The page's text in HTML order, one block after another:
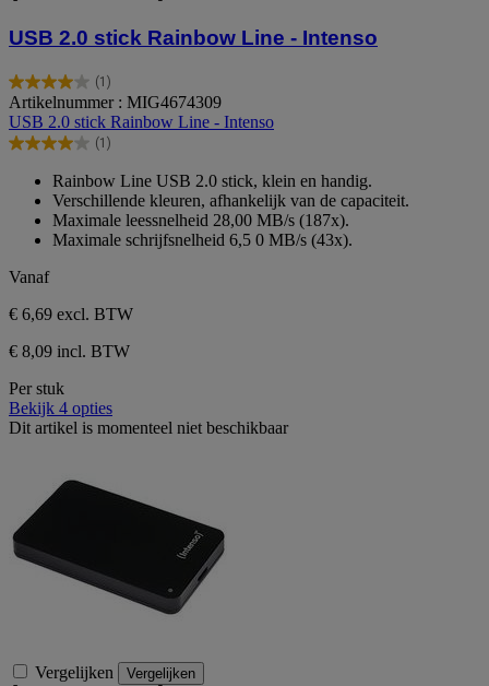
USB 2.0 stick Rainbow Line - Intenso
(1)
4.0
van
de
5
beoordeling
Artikelnummer : MIG4674309
USB 2.0 stick Rainbow Line - Intenso
(1)
4.0
sterren.
beoordeling
Rainbow Line USB 2.0 stick, klein en handig.
Verschillende kleuren, afhankelijk van de capaciteit.
Maximale leessnelheid 28,00 MB/s (187x).
Maximale schrijfsnelheid 6,5 0 MB/s (43x).
Vanaf
€ 6,69 excl. BTW
€ 8,09 incl. BTW
Per stuk
Bekijk 4 opties
Dit artikel is momenteel niet beschikbaar
Vergelijken Vergelijken